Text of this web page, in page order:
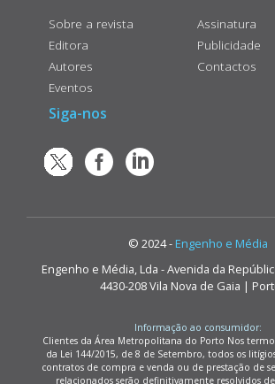
Sobre a revista
Editora
Autores
Eventos
Assinatura
Publicidade
Contactos
Siga-nos
© 2024 - Engenho e Média
Engenho e Média, Lda - Avenida da
4430-208 Vila Nova de Gaia |
Informação ao consumidor:
Clientes da Área Metropolitana do Porto Nos
da Lei 144/2015, de 8 de Setembro, todos os
contratos de compra e venda ou de prestação de
relacionados serão definitivamente resolvidos